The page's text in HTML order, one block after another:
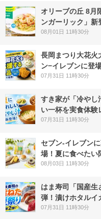
オリーブの丘 8月
ンガーリック」
08月01日 11時30分
長岡まつり大花火
ン−イレブンに登
07月31日 11時30分
すき家が「冷やし
い一杯を実食体験
07月31日 11時30分
セブン‐イレブン
場！夏に食べたい
08月03日 11時30分
はま寿司「国産生
弾！漬けホタルイ
07月31日 11時30分